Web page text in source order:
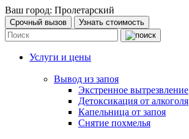
Ваш город: Пролетарский
Срочный вызов Узнать стоимость
Услуги и цены
Вывод из запоя
Экстренное вытрезвление
Детоксикация от алкоголя
Капельница от запоя
Снятие похмелья